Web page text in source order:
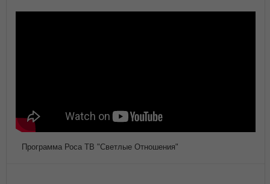
Программа Роса ТВ "Светлые Отношения"